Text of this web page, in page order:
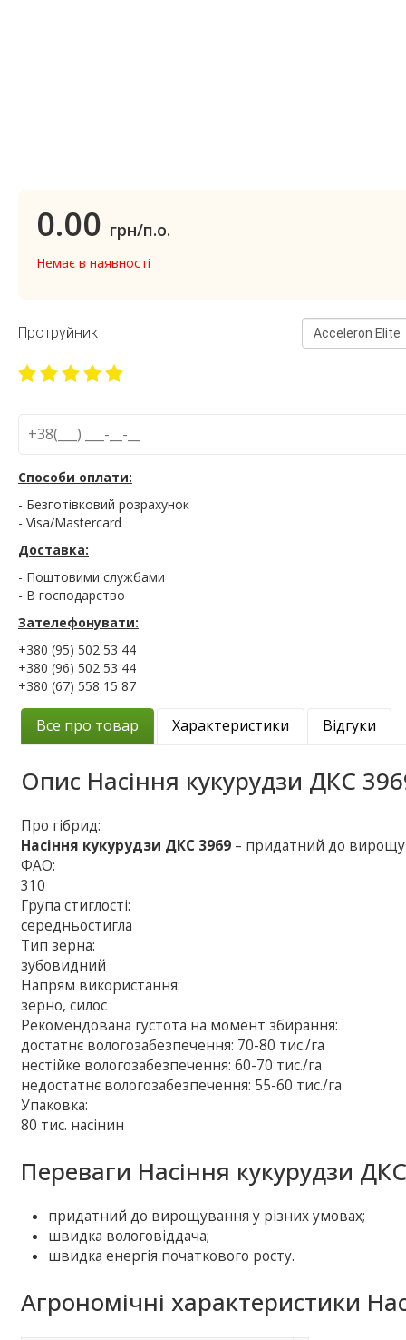
0.00 грн/п.о.
Немає в наявності
Протруйник Acceleron Elite
Способи оплати:
- Безготівковий розрахунок
- Visa/Mastercard
Доставка:
- Поштовими службами
- В господарство
Зателефонувати:
+380 (95) 502 53 44
+380 (96) 502 53 44
+380 (67) 558 15 87
Все про товар Характеристики Відгуки
Опис Насіння кукурудзи ДКС
Про гібрид:
Насіння кукурудзи ДКС 3969 – придатний до
ФАО:
310
Група стиглості:
середньостигла
Тип зерна:
зубовидний
Напрям використання:
зерно, силос
Рекомендована густота на момент збирання:
достатнє вологозабезпечення: 70-80 тис./га
нестійке вологозабезпечення: 60-70 тис./га
недостатнє вологозабезпечення: 55-60 тис./га
Упаковка:
80 тис. насінин
Переваги Насіння кукурудзи
придатний до вирощування у різних умовах;
швидка вологовіддача;
швидка енергія початкового росту.
Агрономічні характеристики